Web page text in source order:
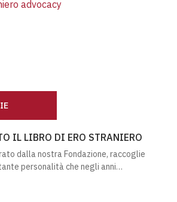
IL LIBRO DI ERO STRANIERO
dalla nostra Fondazione, raccoglie
personalità che negli anni…